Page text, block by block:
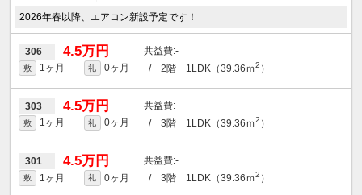
2026年春以降、エアコン新設予定です！
306 4.5万円 -
敷 1ヶ月 礼 0ヶ月 / 2階 1LDK（39.36ｍ2 ）
303 4.5万円 -
敷 1ヶ月 礼 0ヶ月 / 3階 1LDK（39.36ｍ2 ）
301 4.5万円 -
敷 1ヶ月 礼 0ヶ月 / 3階 1LDK（39.36ｍ2 ）